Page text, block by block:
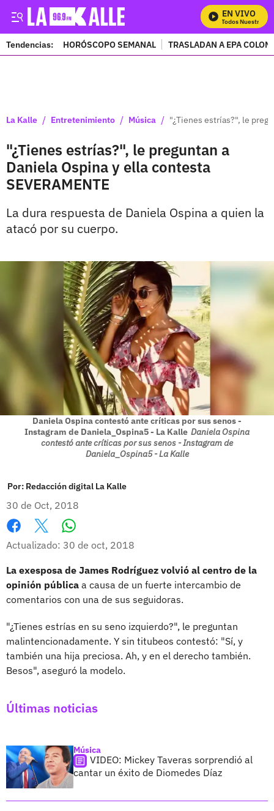
EN VIVO
Mira Todos Nuestros
Tendencias: HORÓSCOPO SEMANAL TRASLADAN A EPA
La Kalle / Entretenimiento / Música / "¿Tienes estrías?", le
"¿Tienes estrías?", le preguntan a
Daniela Ospina y ella contesta
SEVERAMENTE
La dura respuesta de Daniela Ospina a quien la
atacó por su cuerpo.
Daniela Ospina contestó ante críticas por sus senos -
Instagram de Daniela_Ospina5 - La Kalle Daniela Ospina
contestó ante críticas por sus senos - Instagram de
Daniela_Ospina5 - La Kalle
Por: Redacción digital La Kalle
30 de Oct, 2018
Facebook
X
Actualizado: 30 de oct, 2018
La exesposa de James Rodríguez volvió al centro de la
opinión pública a causa de un fuerte intercambio de
comentarios con una de sus seguidoras.
"¿Tienes estrías en su seno izquierdo?", le preguntan
malintencionadamente. Y sin titubeos contestó: "Sí, y
también una hija preciosa. Ah, y en el derecho también.
Besos", aseguró la modelo.
Últimas noticias
Música
VIDEO: Mickey Taveras sorprendió al
cantar un éxito de Diomedes Díaz